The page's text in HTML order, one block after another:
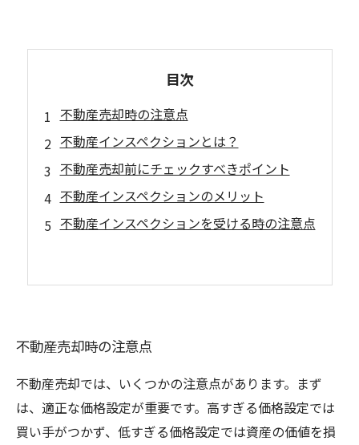
目次
不動産売却時の注意点
不動産インスペクションとは？
不動産売却前にチェックすべきポイント
不動産インスペクションのメリット
不動産インスペクションを受ける時の注意点
不動産売却時の注意点
不動産売却では、いくつかの注意点があります。まず
は、適正な価格設定が重要です。高すぎる価格設定では
買い手がつかず、低すぎる価格設定では資産の価値を損